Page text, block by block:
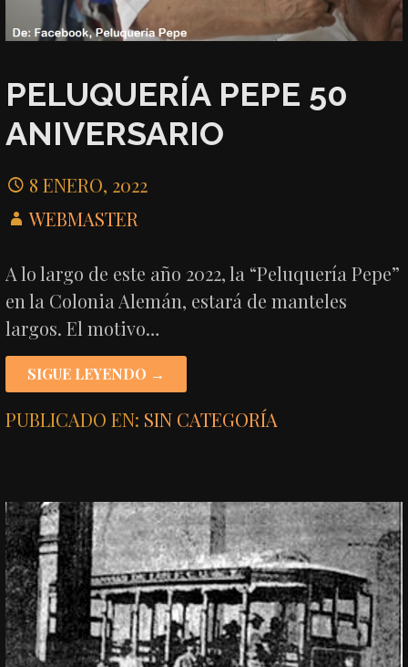
PELUQUERÍA PEPE 50
ANIVERSARIO
8 ENERO, 2022
WEBMASTER
A lo largo de este año 2022, la “Peluquería Pepe”
en la Colonia Alemán, estará de manteles
largos. El motivo…
SIGUE LEYENDO →
PUBLICADO EN: SIN CATEGORÍA